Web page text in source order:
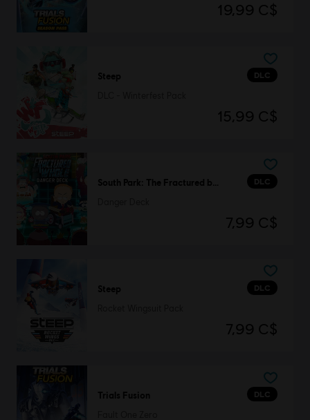
19,99 C$
DLC
Steep
15,99 C$
DLC
7,99 C$
DLC
Steep
7,99 C$
DLC
Trials Fusion